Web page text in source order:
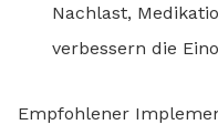
Nachlast,
verbessern die
Empfohlener